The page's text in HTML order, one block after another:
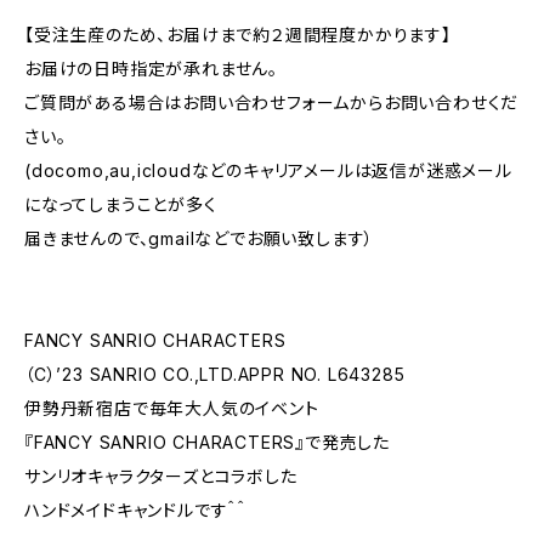
【受注生産のため、お届けまで約２週間程度かかります】
お届けの日時指定が承れません。
ご質問がある場合はお問い合わせフォームからお問い合わせくだ
さい。
(docomo,au,icloudなどのキャリアメールは返信が迷惑メール
になってしまうことが多く
届きませんので、gmailなどでお願い致します）
FANCY SANRIO CHARACTERS
（C）’23 SANRIO CO.,LTD.APPR NO. L643285
伊勢丹新宿店で毎年大人気のイベント
『FANCY SANRIO CHARACTERS』で発売した
サンリオキャラクターズとコラボした
ハンドメイドキャンドルです＾＾